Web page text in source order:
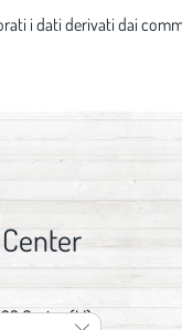
i dati derivati dai
Cecina (LI)Close GDPR